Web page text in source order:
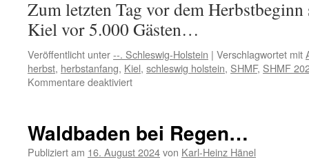
Zum letzten Tag vor dem
Kiel vor 5.000 Gästen…
Veröffentlicht unter--. Schleswig-Holstein | Verschlagwortet mit
herbst, herbstanfang, Kiel, schleswig holstein, SHMF, SHMF
Kommentare deaktiviertfür
Sommerende
–
Waldbaden bei Regen…
Publiziert am 16. August 2024von Karl-Heinz Hänel